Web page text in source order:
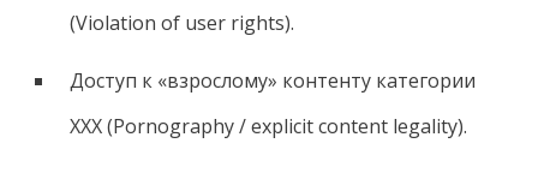
(Violation of user rights).
Доступ к «взрослому» контенту категории
XXX (Pornography / explicit content legality).